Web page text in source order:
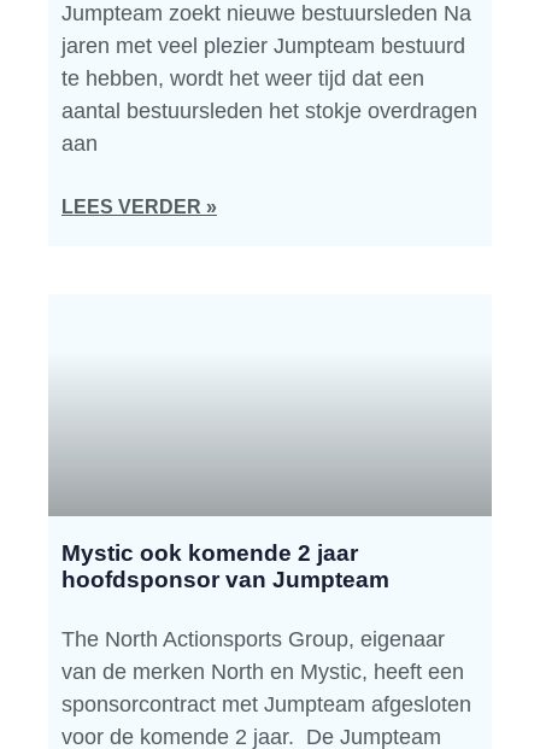
Jumpteam zoekt nieuwe bestuursleden Na
jaren met veel plezier Jumpteam bestuurd
te hebben, wordt het weer tijd dat een
aantal bestuursleden het stokje overdragen
aan
LEES VERDER »
Mystic ook komende 2 jaar
hoofdsponsor van Jumpteam
The North Actionsports Group, eigenaar
van de merken North en Mystic, heeft een
sponsorcontract met Jumpteam afgesloten
voor de komende 2 jaar. De Jumpteam